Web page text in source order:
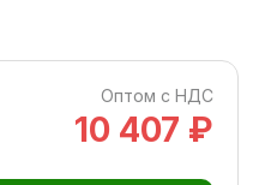
Оптом с НДС
10 407 ₽